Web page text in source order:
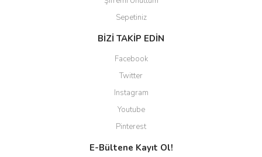
Sepetiniz
BİZİ TAKİP EDİN
Facebook
Twitter
Instagram
Youtube
Pinterest
E-Bültene Kayıt Ol!